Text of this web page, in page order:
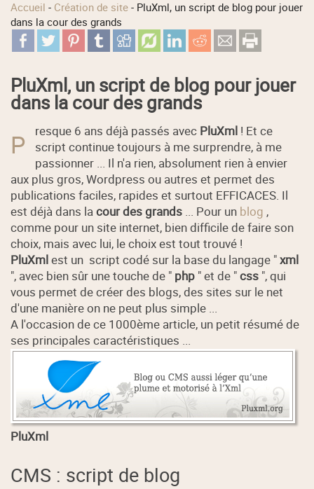
Accueil - Création de site - PluXml, un script de blog pour jouer
dans la cour des grands
PluXml, un script de blog pour jouer
dans la cour des grands
P resque 6 ans déjà passés avec PluXml ! Et ce
script continue toujours à me surprendre, à me
passionner ... Il n'a rien, absolument rien à envier
aux plus gros, Wordpress ou autres et permet des
publications faciles, rapides et surtout EFFICACES. Il
est déjà dans lacour des grands ... Pour un blog ,
comme pour un site internet, bien difficile de faire son
choix, mais avec lui, le choix est tout trouvé !
PluXmlest un script codé sur la base du langage "xml
", avec bien sûr une touche de " php " et de "css ", qui
vous permet de créer des blogs, des sites sur le net
d'une manière on ne peut plus simple ...
A l'occasion de ce 1000ème article, un petit résumé de
ses principales caractéristiques ...
PluXml
CMS : script de blog